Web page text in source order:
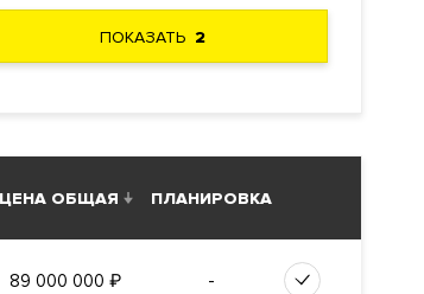
ПОКАЗАТЬ2
ЦЕНА ОБЩАЯ ПЛАНИРОВКА
89 000 000 ₽ -